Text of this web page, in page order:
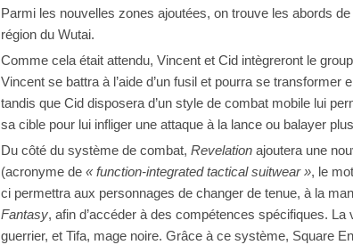
Parmi les nouvelles zones ajoutées, on trouve les abords
région du Wutai.
Comme cela était attendu, Vincent et Cid intègreront le
Vincent se battra à l’aide d’un fusil et pourra se transformer
tandis que Cid disposera d’un style de combat mobile lui
sa cible pour lui infliger une attaque à la lance ou balayer
Du côté du système de combat, Revelationajoutera une
(acronyme de « function-integrated tactical suitwear », le
ci permettra aux personnages de changer de tenue, à la
Fantasy, afin d’accéder à des compétences spécifiques.
guerrier, et Tifa, mage noire. Grâce à ce système, Square